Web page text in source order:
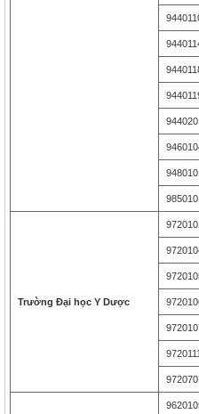
Trường Đại học Y Dược